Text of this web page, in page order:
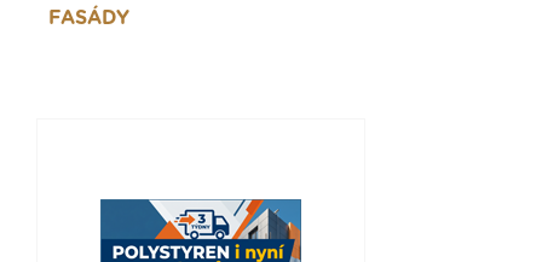
FASÁDY